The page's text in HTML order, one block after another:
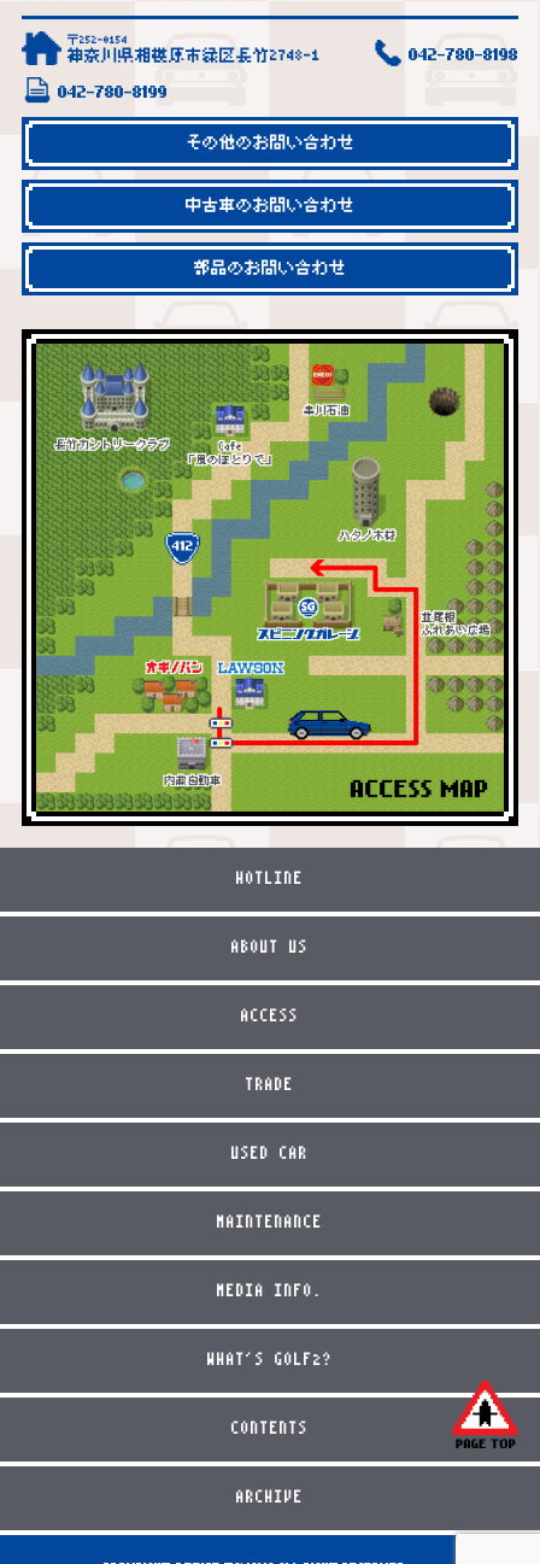
〒252-0154
神奈川県相模原市緑区長竹2748-1 042-780-8198
042-780-8199
その他のお問い合わせ
中古車のお問い合わせ
部品のお問い合わせ
HOTLINE
ABOUT US
ACCESS
TRADE
USED CAR
MAINTENANCE
MEDIA INFO.
WHAT'S GOLF2?
CONTENTS
ARCHIVE